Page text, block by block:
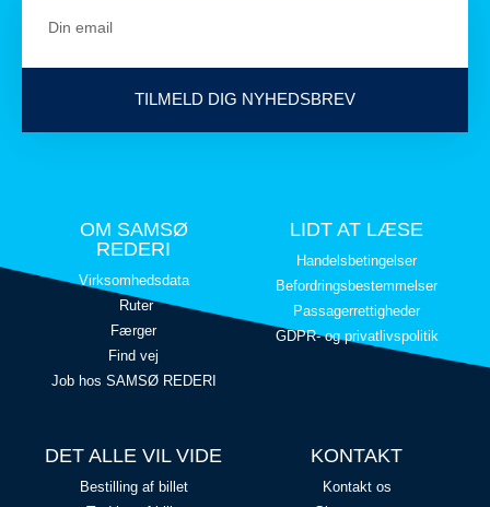
TILMELD DIG NYHEDSBREV
OM SAMSØ
REDERI
Virksomhedsdata
Ruter
Færger
Find vej
Job hos SAMSØ REDERI
LIDT AT LÆSE
Handelsbetingelser
Befordringsbestemmelser
Passagerrettigheder
GDPR- og privatlivspolitik
DET ALLE VIL VIDE
Bestilling af billet
KONTAKT
Kontakt os